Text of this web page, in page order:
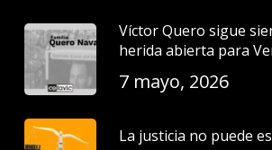
Víctor Quero sigue
herida abierta para
7 mayo, 2026
La justicia no puede